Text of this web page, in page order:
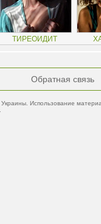
ТИРЕОИДИТ
Обратная связь
Использование